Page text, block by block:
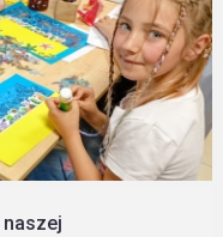
naszej